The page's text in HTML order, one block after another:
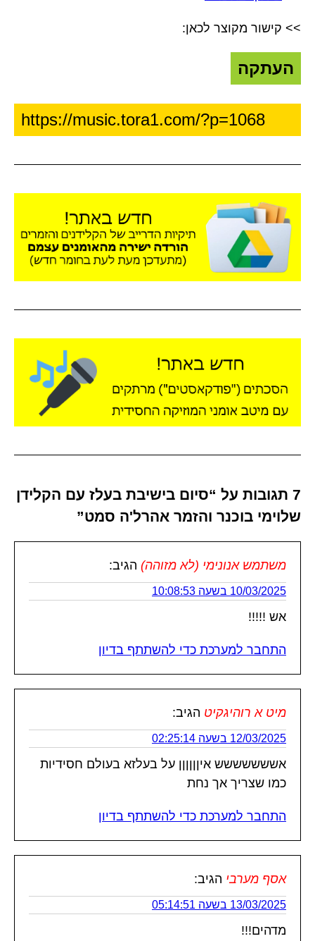
>> קישור מקוצר לכאן:
העתקה
7 תגובות על “סיום בישיבת בעלז עם הקלידן
שלוימי בוכנר והזמר אהרל'ה סמט”
משתמש אנונימי (לא מזוהה) הגיב:
10/03/2025 בשעה 10:08:53
אש !!!!!
התחבר למערכת כדי להשתתף בדיון
מיט א רוהיגקיט הגיב:
12/03/2025 בשעה 02:25:14
אששששששש איןןןןןן על בעלזא בעולם חסידיות
כמו שצריך אך נחת
התחבר למערכת כדי להשתתף בדיון
אסף מערבי הגיב:
13/03/2025 בשעה 05:14:51
מדהים!!!